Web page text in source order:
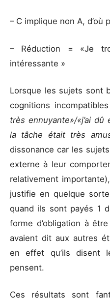
– C implique non A, d’où
– Réduction = «Je
intéressante »
Lorsque les sujets sont
cognitions
très ennuyante»/«j’ai dû
la tâche était très
dissonance car les
externe à leur
relativement
justifie en quelque
quand ils sont payés 1
forme d’obligation à
avaient dit aux autres
en effet qu’ils disent
pensent.
Ces résultats sont